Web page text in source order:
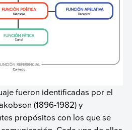
fueron identificadas por el
(1896-1982) y
propósitos con los que se